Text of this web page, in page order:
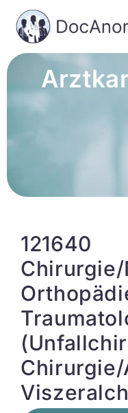
121640